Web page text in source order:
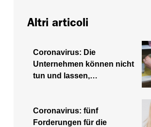
Altri articoli
Coronavirus: Die
Unternehmen können nicht
tun und lassen,…
Coronavirus: fünf
Forderungen für die